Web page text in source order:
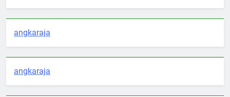
angkaraja
angkaraja